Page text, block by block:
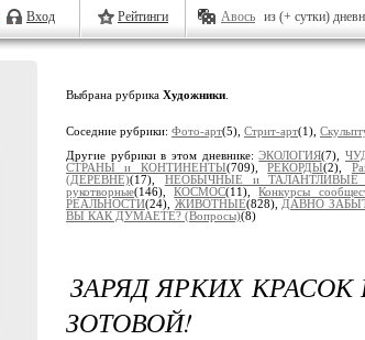
Вход Рейтинги Авось из (+ сутки)
Выбрана рубрика Художники
Соседние рубрики: Фото-арт(5), Стрит-арт(1),
Другие рубрики в этом дневнике:ЭКОЛОГИЯ(7),
СТРАНЫ и КОНТИНЕНТЫ(709),РЕКОРДЫ(2),
(ДЕРЕВНЕ)(17), НЕОБЫЧНЫЕ и
рукотворные(146),КОСМОС(11),Конкурсы
РЕАЛЬНОСТИ(24), ЖИВОТНЫЕ(828), ДАВНО
ВЫ КАК ДУМАЕТЕ? (Вопросы)(8)
ЗАРЯД ЯРКИХ
ЗОТОВОЙ!